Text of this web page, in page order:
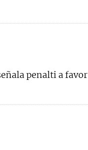
penalti a favor